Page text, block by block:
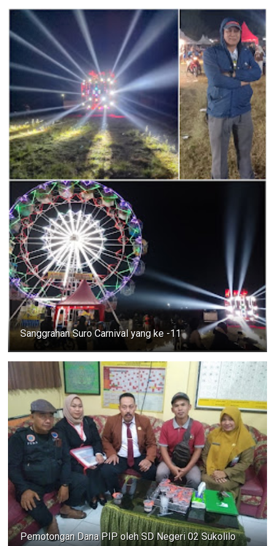
Sanggrahan Suro Carnival yang ke -11
Pemotongan Dana PIP oleh SD Negeri 02 Sukolilo